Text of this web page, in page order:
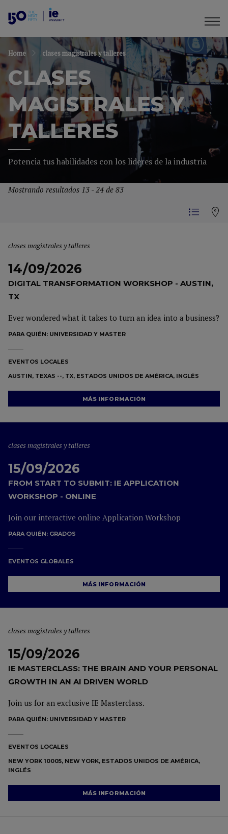
Home clases magistrales y talleres
CLASES
MAGISTRALES Y
TALLERES
Potencia tus habilidades con los lideres de la industria
Mostrando resultados 13 - 24 de 83
clases magistrales y talleres
14/09/2026
DIGITAL TRANSFORMATION WORKSHOP - AUSTIN,
TX
Ever wondered what it takes to turn an idea into a business?
PARA QUIÉN: UNIVERSIDAD Y MASTER
EVENTOS LOCALES
AUSTIN, TEXAS --, TX, ESTADOS UNIDOS DE AMÉRICA, INGLÉS
MÁS INFORMACIÓN
clases magistrales y talleres
15/09/2026
FROM START TO SUBMIT: IE APPLICATION
WORKSHOP - ONLINE
Join our interactive online Application Workshop
PARA QUIÉN: GRADOS
EVENTOS GLOBALES
MÁS INFORMACIÓN
clases magistrales y talleres
15/09/2026
IE MASTERCLASS: THE BRAIN AND YOUR PERSONAL
GROWTH IN AN AI DRIVEN WORLD
Join us for an exclusive IE Masterclass.
PARA QUIÉN: UNIVERSIDAD Y MASTER
EVENTOS LOCALES
NEW YORK 10005, NEW YORK, ESTADOS UNIDOS DE AMÉRICA,
INGLÉS
MÁS INFORMACIÓN